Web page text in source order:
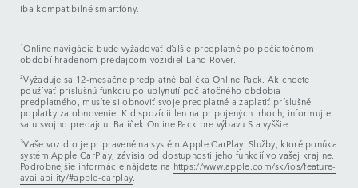
Iba kompatibilné smartfóny.
1Online navigácia bude vyžadovať ďalšie predplatné po počiatočnom
období hradenom predajcom vozidiel Land Rover.
2Vyžaduje sa 12-mesačné predplatné balíčka Online Pack. Ak chcete
používať príslušnú funkciu po uplynutí počiatočného obdobia
predplatného, musíte si obnoviť svoje predplatné a zaplatiť príslušné
poplatky za obnovenie. K dispozícii len na pripojených trhoch, informujte
sa u svojho predajcu. Balíček Online Pack pre výbavu S a vyššie.
3Vaše vozidlo je pripravené na systém Apple CarPlay. Služby, ktoré ponúka
systém Apple CarPlay, závisia od dostupnosti jeho funkcií vo vašej krajine.
Podrobnejšie informácie nájdete na https://www.apple.com/sk/ios/feature-
availability/#apple-carplay.